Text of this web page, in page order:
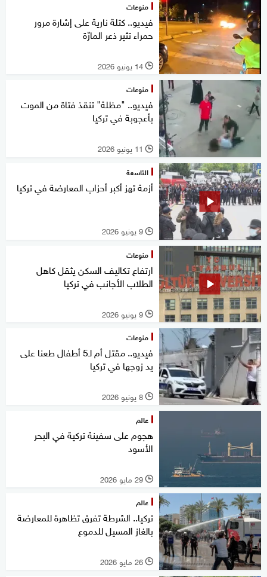
منوعات
فيديو.. كتلة نارية على إشارة مرور
حمراء تثير ذعر المارّة
l 14 يونيو 2026
منوعات
فيديو.. "مظلة" تنقذ فتاة من الموت
بأعجوبة في تركيا
l 11 يونيو 2026
التاسعة
أزمة تهز أكبر أحزاب المعارضة في تركيا
l 9 يونيو 2026
منوعات
ارتفاع تكاليف السكن يثقل كاهل
الطلاب الأجانب في تركيا
l 9 يونيو 2026
منوعات
فيديو.. مقتل أم لـ5 أطفال طعنا على
يد زوجها في تركيا
l 8 يونيو 2026
عالم
هجوم على سفينة تركية في البحر
الأسود
l 29 مايو 2026
عالم
تركيا.. الشرطة تفرق تظاهرة للمعارضة
بالغاز المسيل للدموع
l 26 مايو 2026